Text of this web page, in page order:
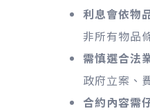
利息會依物
非所有物品
需慎選合法
政府立案、
合約內容需